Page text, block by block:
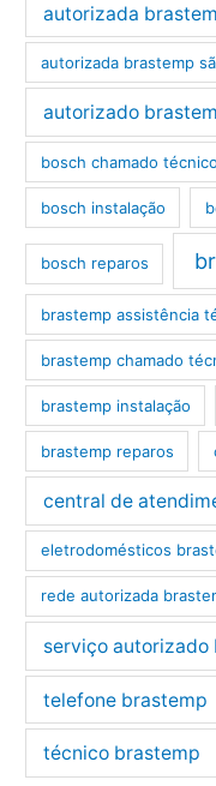
autorizada
autorizada brastemp
autorizado
bosch chamado técnico
bosch instalação
bosch reparos
brastemp assistência
brastemp chamado
brastemp instalação
brastemp reparos
central de
eletrodomésticos
rede autorizada
serviço autorizado
telefone brastemp
técnico brastemp